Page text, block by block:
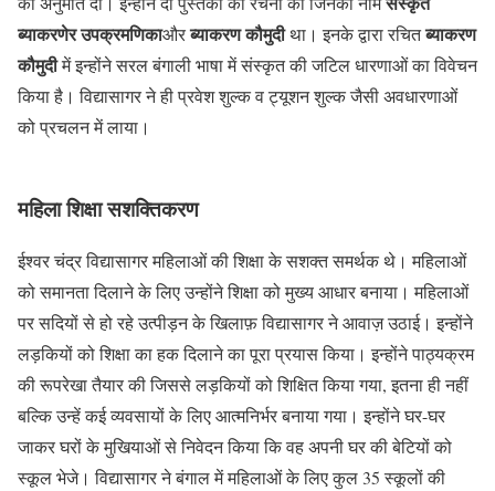
ब्याकरणेर उपक्रमणिकाऔरब्याकरण कौमुदीथा। इनके द्वारा रचितब्याकरण
कौमुदीमें इन्होंने सरल बंगाली भाषा में संस्कृत की जटिल धारणाओं का विवेचन
किया है। विद्यासागर ने ही प्रवेश शुल्क व ट्यूशन शुल्क जैसी अवधारणाओं
को प्रचलन में लाया।
महिला शिक्षा सशक्तिकरण
ईश्वर चंद्र विद्यासागर महिलाओं की शिक्षा के सशक्त समर्थक थे। महिलाओं
को समानता दिलाने के लिए उन्होंने शिक्षा को मुख्य आधार बनाया। महिलाओं
पर सदियों से हो रहे उत्पीड़न के खिलाफ़ विद्यासागर ने आवाज़ उठाई। इन्होंने
लड़कियों को शिक्षा का हक दिलाने का पूरा प्रयास किया। इन्होंने पाठ्यक्रम
की रूपरेखा तैयार की जिससे लड़कियों को शिक्षित किया गया, इतना ही नहीं
बल्कि उन्हें कई व्यवसायों के लिए आत्मनिर्भर बनाया गया। इन्होंने घर-घर
जाकर घरों के मुखियाओं से निवेदन किया कि वह अपनी घर की बेटियों को
स्कूल भेजे। विद्यासागर ने बंगाल में महिलाओं के लिए कुल 35 स्कूलों की